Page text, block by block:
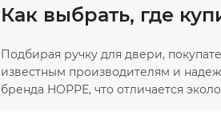
Как выбрать, где
Подбирая ручку для двери,
известным производителям и
бренда HOPPE, что отличается